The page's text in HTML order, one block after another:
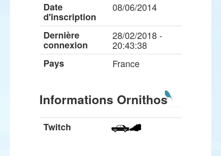
Date
d'inscription
08/06/2014
Dernière
connexion
28/02/2018 -
20:43:38
Pays
France
Informations Ornithos
Twitch